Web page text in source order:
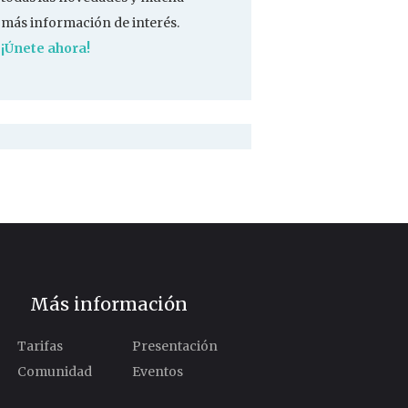
más información de interés.
¡Únete ahora!
Más información
Tarifas
Presentación
Comunidad
Eventos